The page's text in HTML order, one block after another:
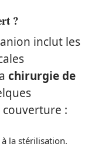
?
inclut les
chirurgie de
couverture :
à la stérilisation.